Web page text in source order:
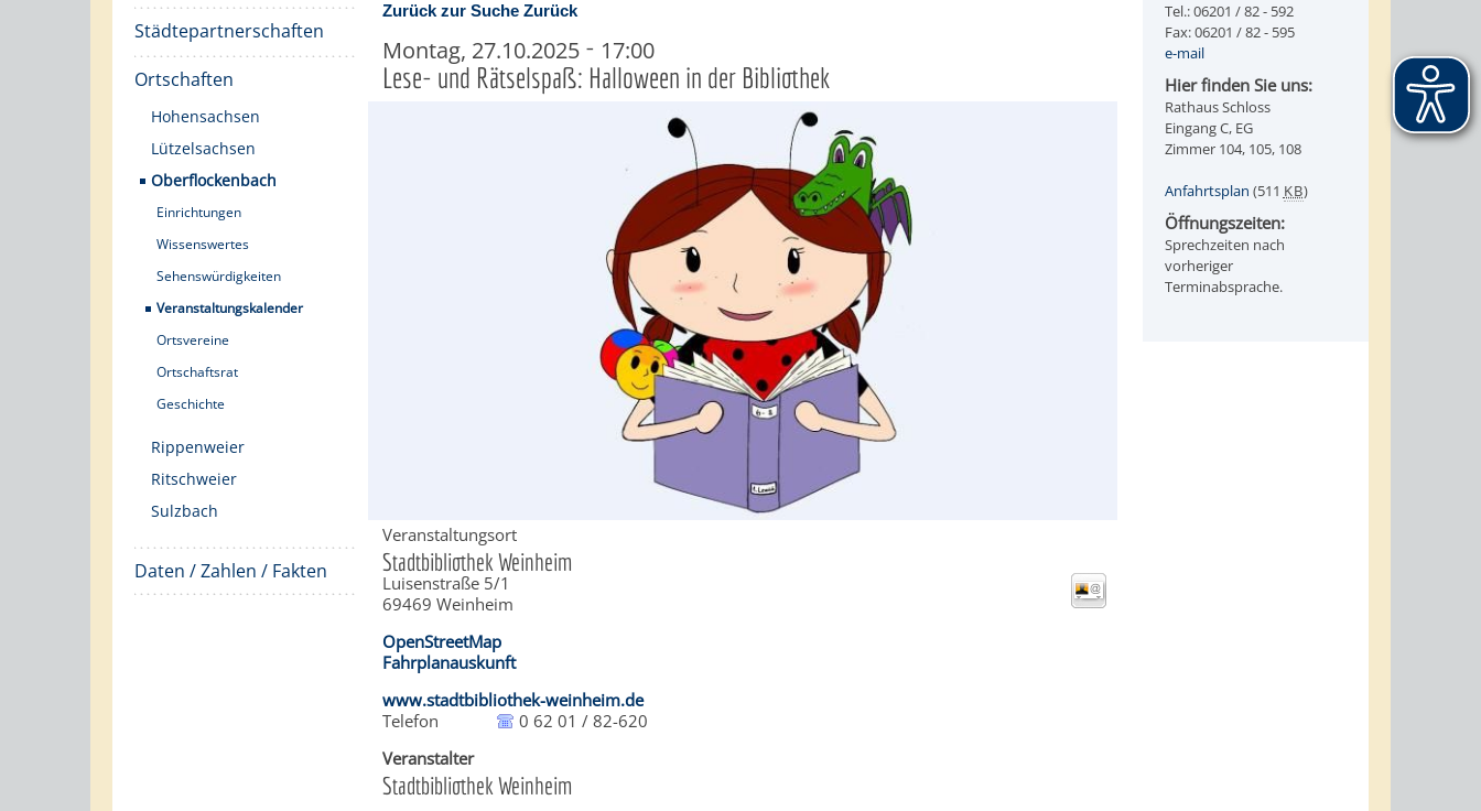
Städtepartnerschaften
Ortschaften
Hohensachsen
Lützelsachsen
Oberflockenbach
Einrichtungen
Wissenswertes
Sehenswürdigkeiten
Veranstaltungskalender
Ortsvereine
Ortschaftsrat
Geschichte
Rippenweier
Ritschweier
Sulzbach
Daten / Zahlen / Fakten
Zurück zur Suche Zurück
Montag, 27.10.2025 - 17:00
Lese- und Rätselspaß: Halloween in der Bibliothek
Veranstaltungsort
Stadtbibliothek Weinheim
Luisenstraße 5/1
69469 Weinheim
OpenStreetMap
Fahrplanauskunft
www.stadtbibliothek-weinheim.de
Telefon
0 62 01 / 82-620
Veranstalter
Stadtbibliothek Weinheim
Tel.: 06201 / 82 - 592
Fax: 06201 / 82 - 595
e-mail
Hier finden Sie uns:
Rathaus Schloss
Eingang C, EG
Zimmer 104, 105, 108
Anfahrtsplan (511 KB)
Öffnungszeiten:
Sprechzeiten nach
vorheriger
Terminabsprache.